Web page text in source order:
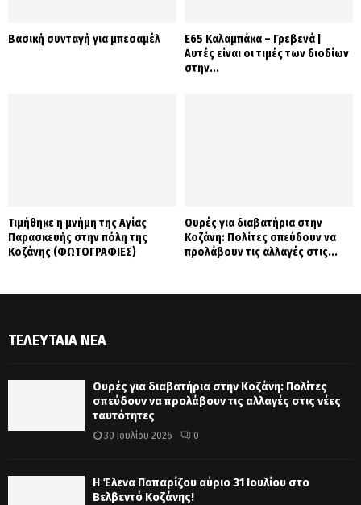
Βασική συνταγή για μπεσαμέλ
Ε65 Καλαμπάκα – Γρεβενά |
Αυτές είναι οι τιμές των διοδίων
στην...
Τιμήθηκε η μνήμη της Αγίας
Παρασκευής στην πόλη της
Κοζάνης (ΦΩΤΟΓΡΑΦΙΕΣ)
Ουρές για διαβατήρια στην
Κοζάνη: Πολίτες σπεύδουν να
προλάβουν τις αλλαγές στις...
ΤΕΛΕΥΤΑΊΑ ΝΈΑ
Ουρές για διαβατήρια στην Κοζάνη: Πολίτες
σπεύδουν να προλάβουν τις αλλαγές στις νέες
ταυτότητες
30 Ιουλίου 2026 0
Η Έλενα Παπαρίζου αύριο 31 Ιουλίου στο
Βελβεντό Κοζάνης!